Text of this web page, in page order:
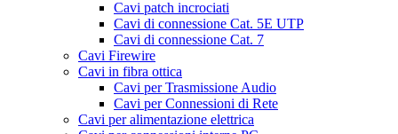
Cavi patch incrociati
Cavi di connessione Cat. 5E UTP
Cavi di connessione Cat. 7
Cavi Firewire
Cavi in fibra ottica
Cavi per Trasmissione Audio
Cavi per Connessioni di Rete
Cavi per alimentazione elettrica